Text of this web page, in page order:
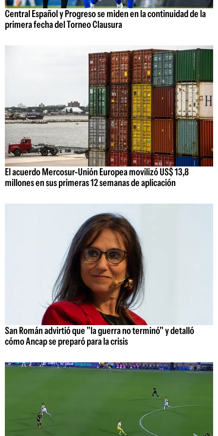
Central Español y Progreso se miden en la continuidad de la
primera fecha del Torneo Clausura
El acuerdo Mercosur-Unión Europea movilizó US$ 13,8
millones en sus primeras 12 semanas de aplicación
San Román advirtió que "la guerra no terminó" y detalló
cómo Ancap se preparó para la crisis